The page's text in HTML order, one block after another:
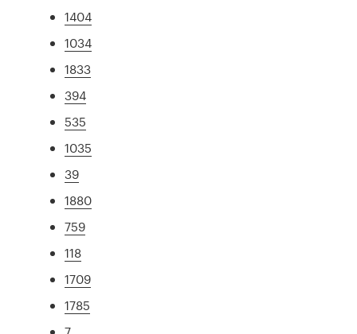
1404
1034
1833
394
535
1035
39
1880
759
118
1709
1785